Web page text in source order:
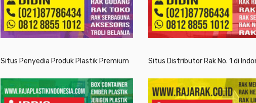
Situs Penyedia Produk Plastik Premium Situs Distributor Rak No. 1 di